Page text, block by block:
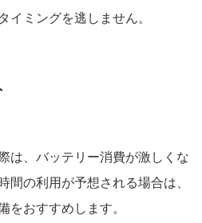
イミングを逃しません。
は、バッテリー消費が激しくな
間の利用が予想される場合は、
をおすすめします。